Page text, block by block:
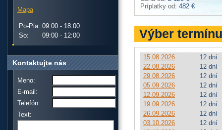
Príplatky od: 482 €
Výber termínu
15.08.2026
12 dní
22.08.2026
12 dní
29.08.2026
12 dní
05.09.2026
12 dní
12.09.2026
12 dní
19.09.2026
12 dní
26.09.2026
12 dní
03.10.2026
12 dní
Mapa
Po-Pia: 09:00 - 18:00
So:
09:00 - 12:00
Kontaktujte nás
Meno:
E-mail:
Telefón:
Text: